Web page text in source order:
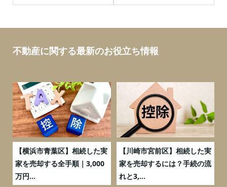
不動産に関する最新のお役立ち情報
【横浜市青葉区】相続した実
家を売却する全手順｜3,000
万円...
【川崎市宮前区】相続した実
家を売却するには？手続の流
れと3,...